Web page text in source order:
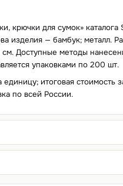
крючки для сумок»
изделия — бамбук; металл.
см. Доступные методы
упаковками по 200 шт.
итоговая стоимость
по всей России.